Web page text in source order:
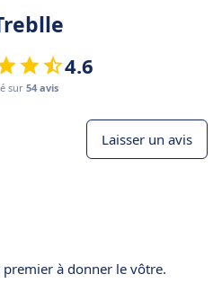
4.6
sur 54 avis
Laisser un avis
premier à donner le vôtre.